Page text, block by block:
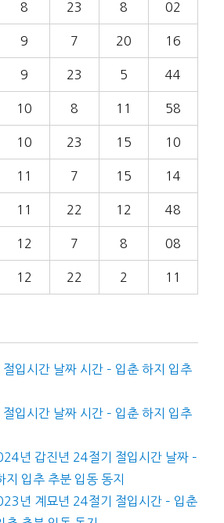
8 23 8 02
9 7 20 16
9 23 5 44
10 8 11 58
10 23 15 10
11 7 15 14
11 22 12 48
12 7 8 08
12 22 2 11
입시간 날짜 시간 – 입춘 하지 입추
입시간 날짜 시간 – 입춘 하지 입추
년 갑진년 24절기 절입시간 날짜 –
지 입추 추분 입동 동지
년 계묘년 24절기 절입시간 – 입춘